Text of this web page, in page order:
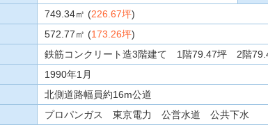
749.34㎡ (226.67坪)
572.77㎡ (173.26坪)
鉄筋コンクリート造3階建て 1階79.47坪 2階
1990年1月
北側道路幅員約16m公道
プロパンガス 東京電力 公営水道 公共下水